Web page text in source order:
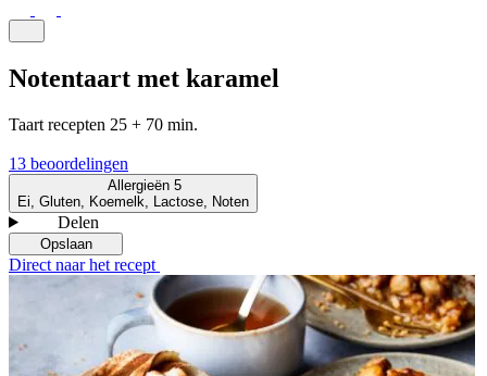
Notentaart met karamel
Taart recepten 25 + 70 min.
13 beoordelingen
Allergieën 5
Ei, Gluten, Koemelk, Lactose, Noten
Delen
Opslaan
Direct naar het recept